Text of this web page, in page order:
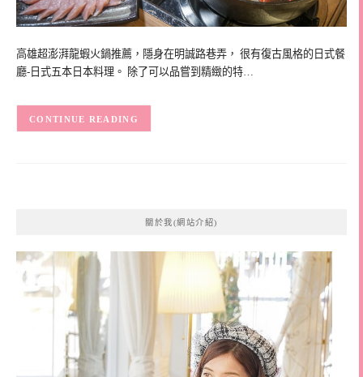
高雄超澎湃龍蝦火鍋推薦，隱身在明誠路巷弄， 很有復古風格的日式餐
廳-日式五本日本料理。 除了可以品嘗到精緻的特…
CONTINUE READING
關於我(網站介紹)